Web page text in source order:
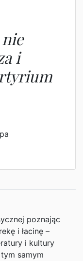
nie
i
poznając
i łacinę –
i kultury
samym